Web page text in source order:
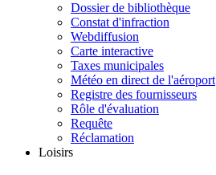
Dossier de bibliothèque
Constat d'infraction
Webdiffusion
Carte interactive
Taxes municipales
Météo en direct de l'aéroport
Registre des fournisseurs
Rôle d'évaluation
Requête
Réclamation
Loisirs